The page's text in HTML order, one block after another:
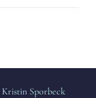
Kristin Sporbeck